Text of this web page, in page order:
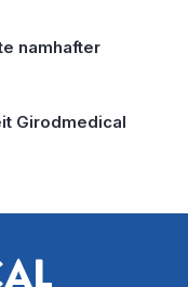
namhafter
Girodmedical